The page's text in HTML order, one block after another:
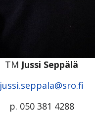
TM Jussi Seppälä
jussi.seppala@sro.fi
p. 050 381 4288